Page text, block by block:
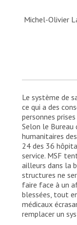
Michel-Olivier
Le système de
ce qui a des
personnes
Selon le
humanitaires
24 des 36
service. MSF
ailleurs dans la
structures ne
faire face à un
blessées, tout
médicaux
remplacer un